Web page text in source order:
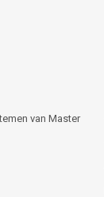
van Master